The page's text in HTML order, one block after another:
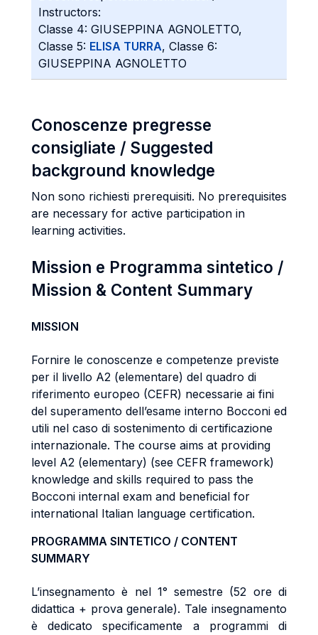
Instructors:
Classe 4: GIUSEPPINA AGNOLETTO,
Classe 5: ELISA TURRA, Classe 6:
GIUSEPPINA AGNOLETTO
Conoscenze pregresse
consigliate / Suggested
background knowledge
Non sono richiesti prerequisiti. No prerequisites
are necessary for active participation in
learning activities.
Mission e Programma sintetico /
Mission & Content Summary
MISSION
Fornire le conoscenze e competenze previste
per il livello A2 (elementare) del quadro di
riferimento europeo (CEFR) necessarie ai fini
del superamento dell’esame interno Bocconi ed
utili nel caso di sostenimento di certificazione
internazionale. The course aims at providing
level A2 (elementary) (see CEFR framework)
knowledge and skills required to pass the
Bocconi internal exam and beneficial for
international Italian language certification.
PROGRAMMA SINTETICO / CONTENT
SUMMARY
L’insegnamento è nel 1° semestre (52 ore di
didattica + prova generale). Tale insegnamento
è dedicato specificamente a programmi di